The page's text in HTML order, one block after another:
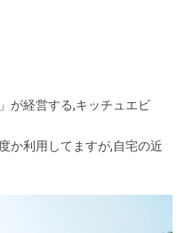
が経営する,キッチュエビ
か利用してますが,自宅の近